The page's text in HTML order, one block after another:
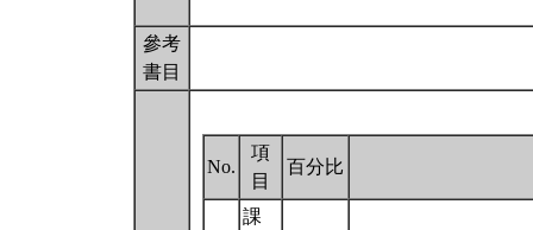
參考
書目
No.
項
目
百分比
課